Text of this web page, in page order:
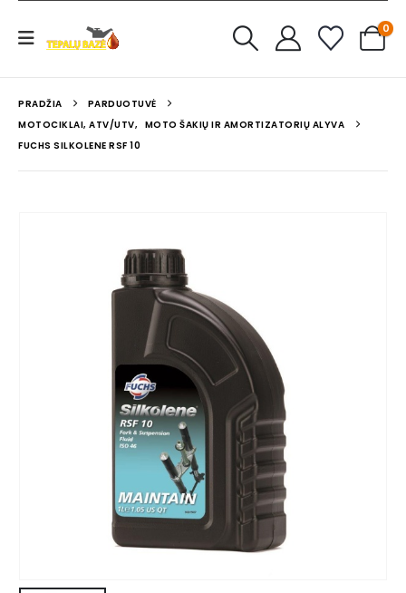
0
PRADŽIA
PARDUOTUVĖ
MOTOCIKLAI, ATV/UTV, MOTO ŠAKIŲ IR AMORTIZATORIŲ ALYVA
FUCHS SILKOLENE RSF 10